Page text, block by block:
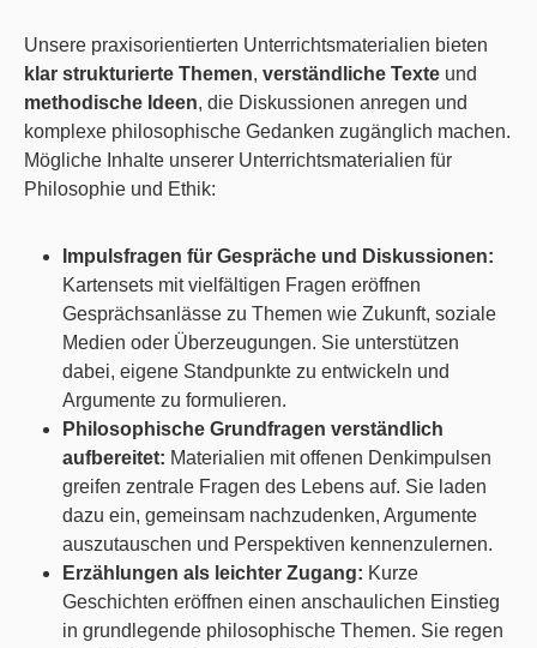
Unsere praxisorientierten Unterrichtsmaterialien bieten
klar strukturierte Themen, verständliche Texte und
methodische Ideen, die Diskussionen anregen und
komplexe philosophische Gedanken zugänglich machen.
Mögliche Inhalte unserer Unterrichtsmaterialien für
Philosophie und Ethik:
Impulsfragen für Gespräche und Diskussionen:
Kartensets mit vielfältigen Fragen eröffnen
Gesprächsanlässe zu Themen wie Zukunft, soziale
Medien oder Überzeugungen. Sie unterstützen
dabei, eigene Standpunkte zu entwickeln und
Argumente zu formulieren.
Philosophische Grundfragen verständlich
aufbereitet: Materialien mit offenen Denkimpulsen
greifen zentrale Fragen des Lebens auf. Sie laden
dazu ein, gemeinsam nachzudenken, Argumente
auszutauschen und Perspektiven kennenzulernen.
Erzählungen als leichter Zugang: Kurze
Geschichten eröffnen einen anschaulichen Einstieg
in grundlegende philosophische Themen. Sie regen